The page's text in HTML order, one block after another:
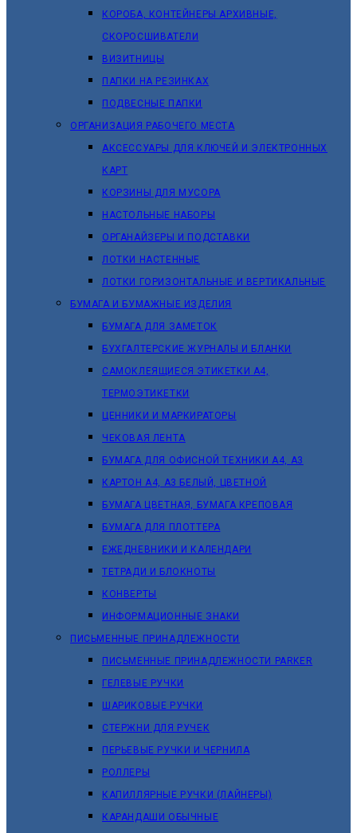
КОРОБА, КОНТЕЙНЕРЫ АРХИВНЫЕ,
СКОРОСШИВАТЕЛИ
ВИЗИТНИЦЫ
ПАПКИ НА РЕЗИНКАХ
ПОДВЕСНЫЕ ПАПКИ
ОРГАНИЗАЦИЯ РАБОЧЕГО МЕСТА
АКСЕССУАРЫ ДЛЯ КЛЮЧЕЙ И ЭЛЕКТРОННЫХ
КАРТ
КОРЗИНЫ ДЛЯ МУСОРА
НАСТОЛЬНЫЕ НАБОРЫ
ОРГАНАЙЗЕРЫ И ПОДСТАВКИ
ЛОТКИ НАСТЕННЫЕ
ЛОТКИ ГОРИЗОНТАЛЬНЫЕ И ВЕРТИКАЛЬНЫЕ
БУМАГА И БУМАЖНЫЕ ИЗДЕЛИЯ
БУМАГА ДЛЯ ЗАМЕТОК
БУХГАЛТЕРСКИЕ ЖУРНАЛЫ И БЛАНКИ
САМОКЛЕЯЩИЕСЯ ЭТИКЕТКИ А4,
ТЕРМОЭТИКЕТКИ
ЦЕННИКИ И МАРКИРАТОРЫ
ЧЕКОВАЯ ЛЕНТА
БУМАГА ДЛЯ ОФИСНОЙ ТЕХНИКИ А4, А3
КАРТОН А4, А3 БЕЛЫЙ, ЦВЕТНОЙ
БУМАГА ЦВЕТНАЯ, БУМАГА КРЕПОВАЯ
БУМАГА ДЛЯ ПЛОТТЕРА
ЕЖЕДНЕВНИКИ И КАЛЕНДАРИ
ТЕТРАДИ И БЛОКНОТЫ
КОНВЕРТЫ
ИНФОРМАЦИОННЫЕ ЗНАКИ
ПИСЬМЕННЫЕ ПРИНАДЛЕЖНОСТИ
ПИСЬМЕННЫЕ ПРИНАДЛЕЖНОСТИ PARKER
ГЕЛЕВЫЕ РУЧКИ
ШАРИКОВЫЕ РУЧКИ
СТЕРЖНИ ДЛЯ РУЧЕК
ПЕРЬЕВЫЕ РУЧКИ И ЧЕРНИЛА
РОЛЛЕРЫ
КАПИЛЛЯРНЫЕ РУЧКИ (ЛАЙНЕРЫ)
КАРАНДАШИ ОБЫЧНЫЕ